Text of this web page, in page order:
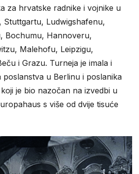
za hrvatske radnike i vojnike u
Ludwigshafenu,
Bochumu, Hannoveru,
Malehofu, Leipzigu,
i Grazu. Turneja je imala i
u Berlinu i poslanika
je bio nazočan na izvedbi u
s više od dvije tisuće